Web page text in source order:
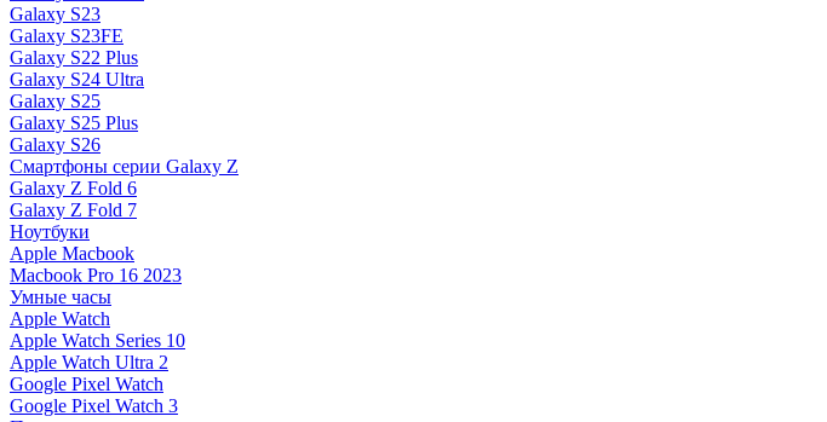
Galaxy S23
Galaxy S23FE
Galaxy S22 Plus
Galaxy S24 Ultra
Galaxy S25
Galaxy S25 Plus
Galaxy S26
Смартфоны серии Galaxy Z
Galaxy Z Fold 6
Galaxy Z Fold 7
Ноутбуки
Apple Macbook
Macbook Pro 16 2023
Умные часы
Apple Watch
Apple Watch Series 10
Apple Watch Ultra 2
Google Pixel Watch
Google Pixel Watch 3